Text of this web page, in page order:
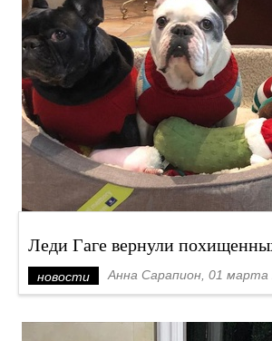
Леди Гаге вернули
новости Анна Сарапион, 01 марта